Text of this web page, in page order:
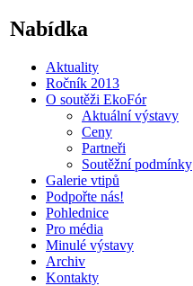
Nabídka
Aktuality
Ročník 2013
O soutěži EkoFór
Aktuální výstavy
Ceny
Partneři
Soutěžní podmínky
Galerie vtipů
Podpořte nás!
Pohlednice
Pro média
Minulé výstavy
Archiv
Kontakty